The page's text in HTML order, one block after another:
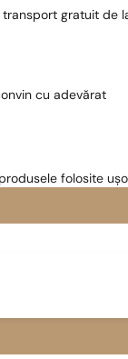
gratuit de
cu adevărat
folosite